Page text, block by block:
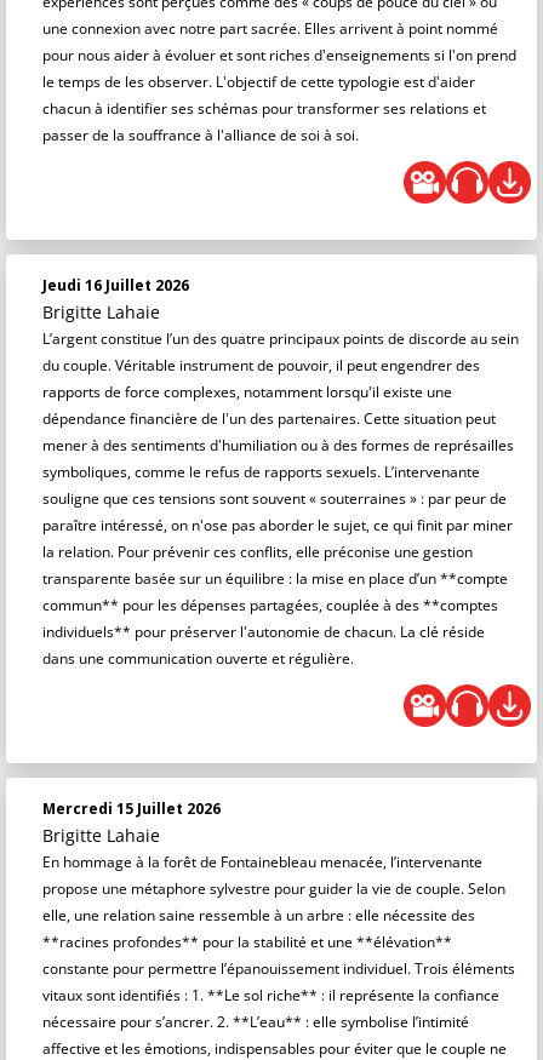
une connexion avec notre part sacrée. Elles arrivent à point nommé
pour nous aider à évoluer et sont riches d'enseignements si l'on prend
le temps de les observer. L'objectif de cette typologie est d'aider
chacun à identifier ses schémas pour transformer ses relations et
passer de la souffrance à l'alliance de soi à soi.
Jeudi 16 Juillet 2026
Brigitte Lahaie
L’argent constitue l’un des quatre principaux points de discorde au sein
du couple. Véritable instrument de pouvoir, il peut engendrer des
rapports de force complexes, notamment lorsqu'il existe une
dépendance financière de l'un des partenaires. Cette situation peut
mener à des sentiments d'humiliation ou à des formes de représailles
symboliques, comme le refus de rapports sexuels. L’intervenante
souligne que ces tensions sont souvent « souterraines » : par peur de
paraître intéressé, on n'ose pas aborder le sujet, ce qui finit par miner
la relation. Pour prévenir ces conflits, elle préconise une gestion
transparente basée sur un équilibre : la mise en place d’un **compte
commun** pour les dépenses partagées, couplée à des **comptes
individuels** pour préserver l'autonomie de chacun. La clé réside
dans une communication ouverte et régulière.
Mercredi 15 Juillet 2026
Brigitte Lahaie
En hommage à la forêt de Fontainebleau menacée, l’intervenante
propose une métaphore sylvestre pour guider la vie de couple. Selon
elle, une relation saine ressemble à un arbre : elle nécessite des
**racines profondes** pour la stabilité et une **élévation**
constante pour permettre l’épanouissement individuel. Trois éléments
vitaux sont identifiés : 1. **Le sol riche** : il représente la confiance
nécessaire pour s’ancrer. 2. **L’eau** : elle symbolise l’intimité
affective et les émotions, indispensables pour éviter que le couple ne